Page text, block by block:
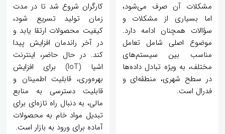
مشکلات آن صرف می‌شود،
اما بسیاری از مشکلات و
سؤالات همچنان ادامه دارد.
موضوع اصلی شامل تعامل
مناسب بین سیستم‌های
مختلف، به ویژه تبادل داده‌ها
در سطح شهری، منطقه‌ای و
فدرال است.
کارگران شروع شد تا در مدت
زمان تولید تسریع شود،
کیفیت محصولات ارتقا یابد و
در آخر راندمان افزایش پیدا
کند. در حال حاضر، اینترنت
اشیا (IoT) برای افزایش
بهره‌وری، قابلیت اطمینان و
قابلیت دسترسی به منابع
مالی، به دنبال راه تازه‌ای برای
تبدیل مواد خام به محصولات
آماده برای ورود به بازار است.